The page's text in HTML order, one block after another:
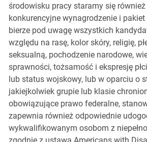
środowisku pracy staramy się
konkurencyjne wynagrodzenie i
bierze pod uwagę wszystkich
względu na rasę, kolor skóry, religię,
seksualną, pochodzenie narodowe,
sprawności, tożsamość i ekspresję
lub status wojskowy, lub w oparciu o
jakiejkolwiek grupie lub klasie
obowiązujące prawo federalne,
zapewnia również odpowiednie
wykwalifikowanym osobom z
zgodnie z ustawą Americans with